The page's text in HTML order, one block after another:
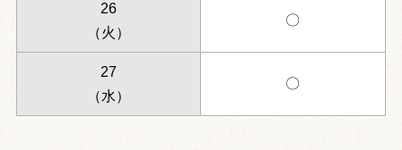
26
（火）
〇
27
（水）
〇